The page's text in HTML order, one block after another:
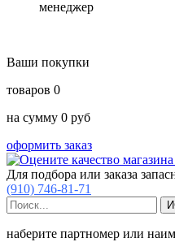
менеджер
Ваши покупки
товаров 0
на сумму 0 руб
оформить заказ
Для подбора или заказа
(910) 746-81-71
наберите партномер или